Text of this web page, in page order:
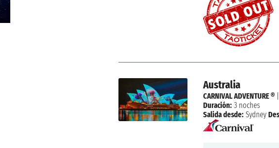
Australia
CARNIVAL ADVENTURE ®
Duración: 3 noches
Salida desde: Sydney